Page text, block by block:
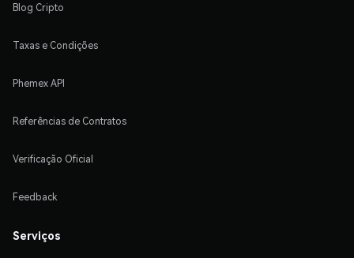
Blog Cripto
Taxas e Condições
Phemex API
Referências de Contratos
Verificação Oficial
Feedback
Serviços